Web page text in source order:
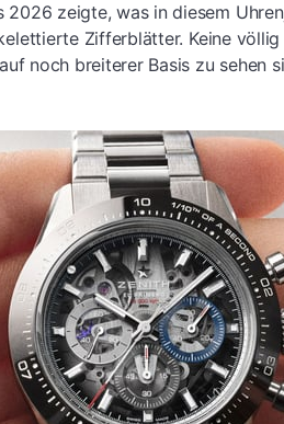
2026 zeigte, was in diesem
Zifferblätter. Keine
noch breiterer Basis zu sehen